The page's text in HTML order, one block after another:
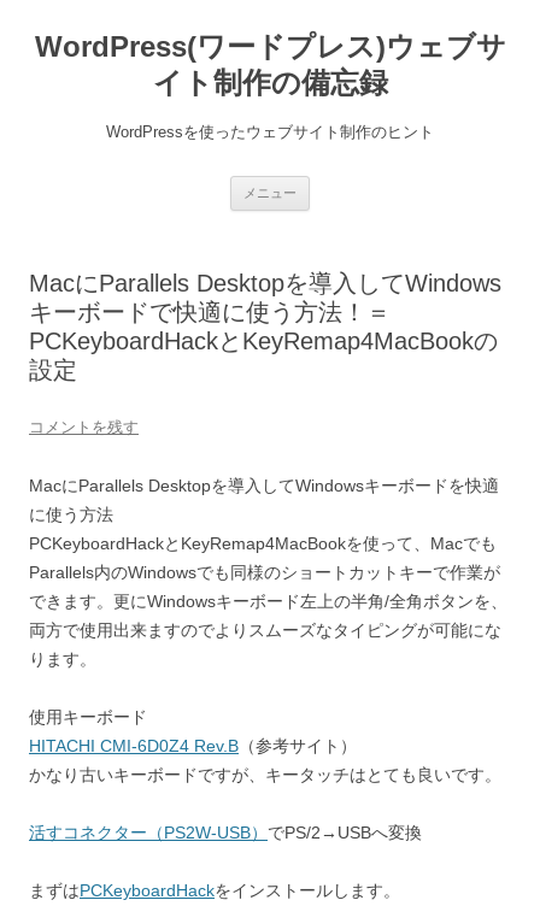
WordPress(ワードプレス)ウェブサ
イト制作の備忘録
WordPressを使ったウェブサイト制作のヒント
メニュー
へ
ス
キ
ッ
プ
MacにParallels Desktopを導入してWindows
キーボードで快適に使う方法！＝
PCKeyboardHackとKeyRemap4MacBookの
設定
コメントを残す
MacにParallels Desktopを導入してWindowsキーボードを快適
に使う方法
PCKeyboardHackとKeyRemap4MacBookを使って、Macでも
Parallels内のWindowsでも同様のショートカットキーで作業が
できます。更にWindowsキーボード左上の半角/全角ボタンを、
両方で使用出来ますのでよりスムーズなタイピングが可能にな
ります。
使用キーボード
HITACHI CMI-6D0Z4 Rev.B （参考サイト）
かなり古いキーボードですが、キータッチはとても良いです。
活すコネクター（PS2W-USB） でPS/2→USBへ変換
まずはPCKeyboardHackをインストールします。